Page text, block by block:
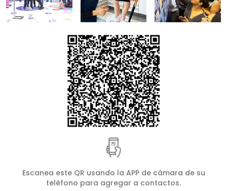
Escanea este QR usando la APP de cámara de su
teléfono para agregar a contactos.